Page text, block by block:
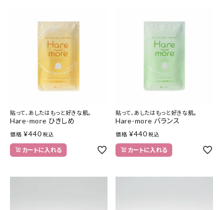
貼って、あしたはもっと好きな肌。
Hare-more ひきしめ
価格 ¥440 税込
カートに入れる
貼って、あしたはもっと好きな肌。
Hare-more バランス
価格 ¥440 税込
カートに入れる